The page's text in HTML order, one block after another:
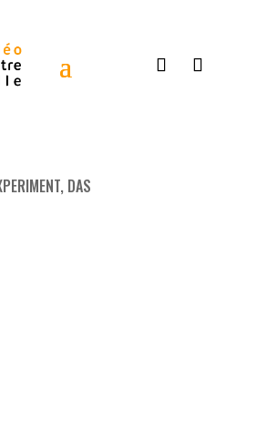
DAS